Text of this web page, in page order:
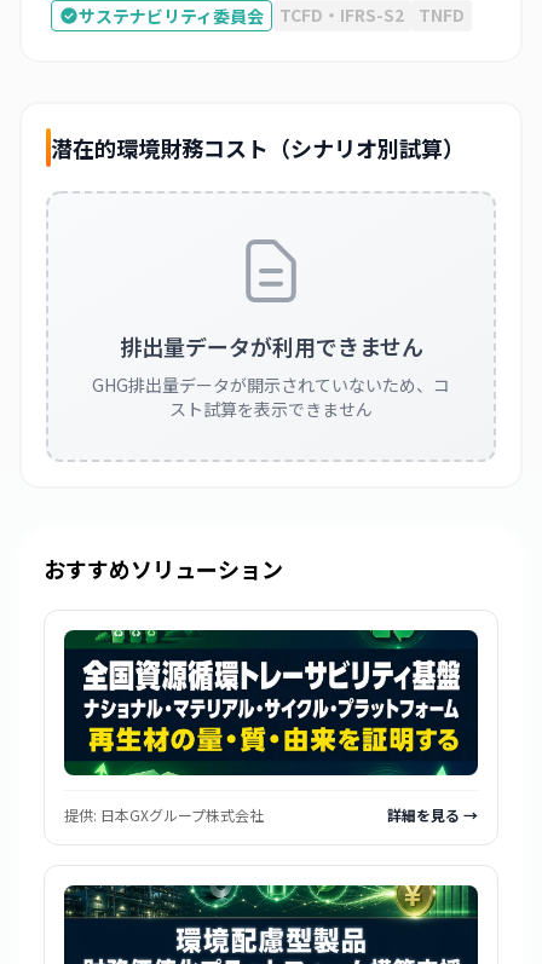
サステナビリティ委員会 TCFD・IFRS-S2 TNFD
潜在的環境財務コスト（シナリオ別試算）
排出量データが利用できません
GHG排出量データが開示されていないため、コ
スト試算を表示できません
おすすめソリューション
提供: 日本GXグループ株式会社 詳細を見る →